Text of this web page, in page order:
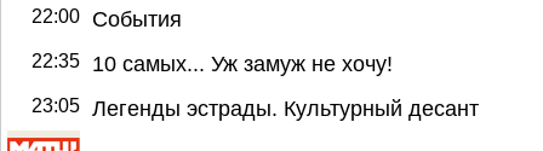
22:00 События
22:35 10 самых... Уж замуж не хочу!
23:05 Легенды эстрады. Культурный десант